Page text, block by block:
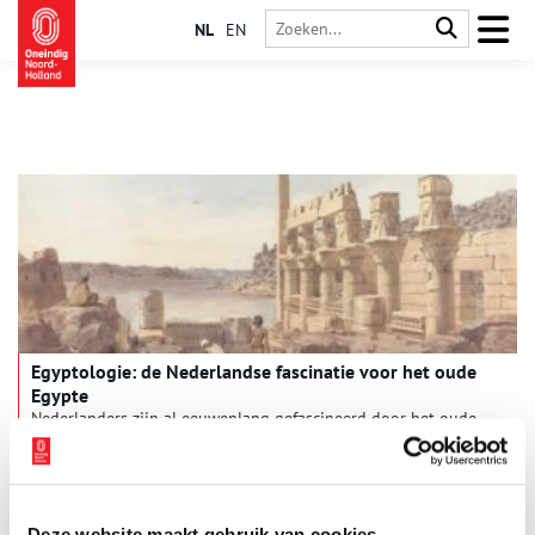
NL EN
Egyptologie: de Nederlandse fascinatie voor het oude
Egypte
Nederlanders zijn al eeuwenlang gefascineerd door het oude
Egypte. De indrukwekkende piramides, mysterieuze
koningsgraven en het raadselachtige hiërogliefenschrift
spraken ook vroeger al erg tot de verbeelding. In de
daarom beeldjes en artefacten voor hun rariteitenkabinetten.